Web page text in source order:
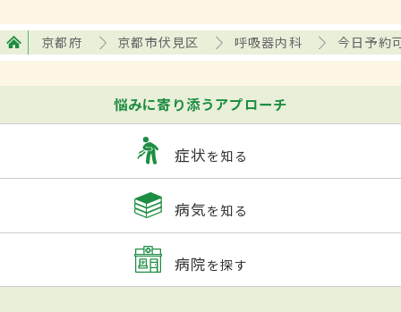
京都府 京都市伏見区 呼吸器内科 今日予約
悩みに寄り添うアプローチ
症状を知る
病気を知る
病院を探す